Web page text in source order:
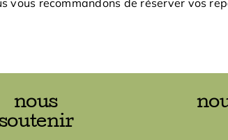
vous recommandons de réserver vos
nous